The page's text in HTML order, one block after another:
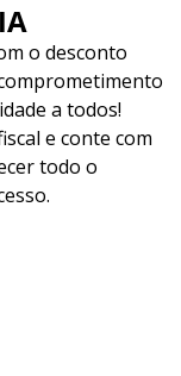
o desconto
a todos!
e conte com
todo o